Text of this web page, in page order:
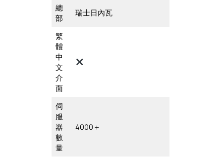
總
部
瑞士日內瓦
繁
體
中
文
介
面
伺
服
器
數
量
4000＋